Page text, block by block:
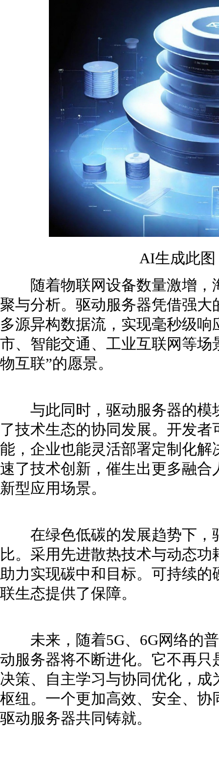
AI生成此
随着物联网设备数量激增，
聚与分析。驱动服务器凭借强
多源异构数据流，实现毫秒级
市、智能交通、工业互联网等
物互联”的愿景。
与此同时，驱动服务器的模
了技术生态的协同发展。开发
能，企业也能灵活部署定制化
速了技术创新，催生出更多融
新型应用场景。
在绿色低碳的发展趋势下，
比。采用先进散热技术与动态
助力实现碳中和目标。可持续
联生态提供了保障。
未来，随着5G、6G网络的普
动服务器将不断进化。它不再
决策、自主学习与协同优化，
枢纽。一个更加高效、安全、
驱动服务器共同铸就。